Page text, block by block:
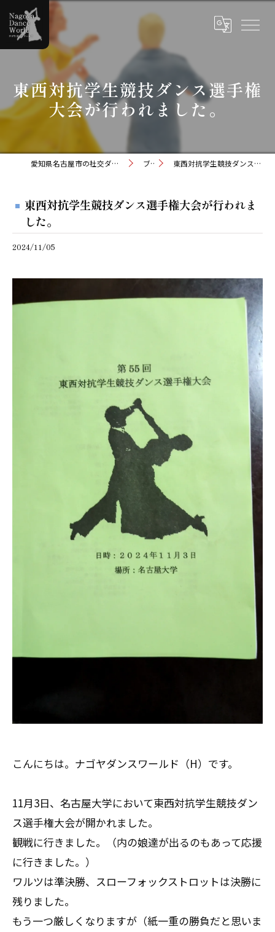
東西対抗学生競技ダンス選手権
大会が行われました。
愛知県名古屋市の社交ダンスならナゴヤダンスワールド ブログ 東西対抗学生競技ダンス選手権大会が行われました。
東西対抗学生競技ダンス選手権大会が行われま
した。
2024/11/05
こんにちは。ナゴヤダンスワールド（H）です。
11月3日、名古屋大学において東西対抗学生競技ダン
ス選手権大会が開かれました。
観戦に行きました。（内の娘達が出るのもあって応援
に行きました。）
ワルツは準決勝、スローフォックストロットは決勝に
残りました。
もう一つ厳しくなりますが（紙一重の勝負だと思いま